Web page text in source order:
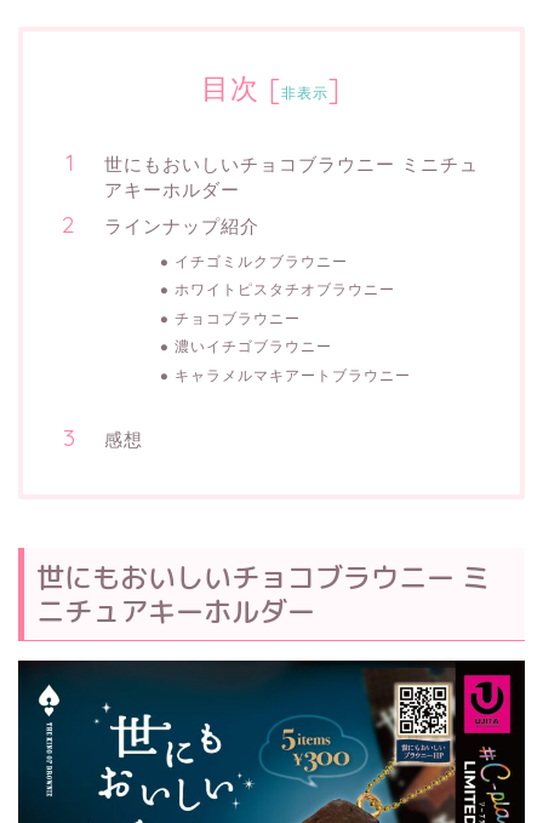
目次 [非表示]
世にもおいしいチョコブラウニー ミニチュ
アキーホルダー
ラインナップ紹介
イチゴミルクブラウニー
ホワイトピスタチオブラウニー
チョコブラウニー
濃いイチゴブラウニー
キャラメルマキアートブラウニー
感想
世にもおいしいチョコブラウニー ミ
ニチュアキーホルダー